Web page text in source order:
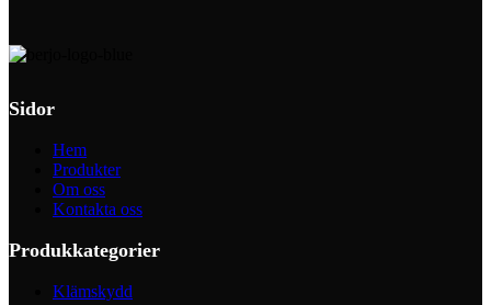
Sidor
Hem
Produkter
Om oss
Kontakta oss
Produkkategorier
Klämskydd